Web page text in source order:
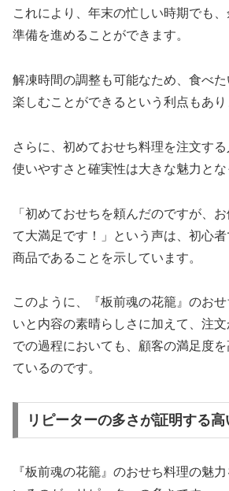
これにより、年末の忙しい時期でも
準備を進めることができます。
解凍時間の調整も可能なため、食べ
楽しむことができるという利点もあり
さらに、初めておせち料理を注文す
使いやすさと確実性は大きな魅力とな
「初めておせちを頼んだのですが、
て大満足です！」という声は、初心
商品であることを示しています。
このように、『板前魂の花籠』のお
いと内容の素晴らしさに加えて、注
での過程においても、顧客の満足度
ているのです。
リピーターの多さが証明する
『板前魂の花籠』のおせち料理の魅